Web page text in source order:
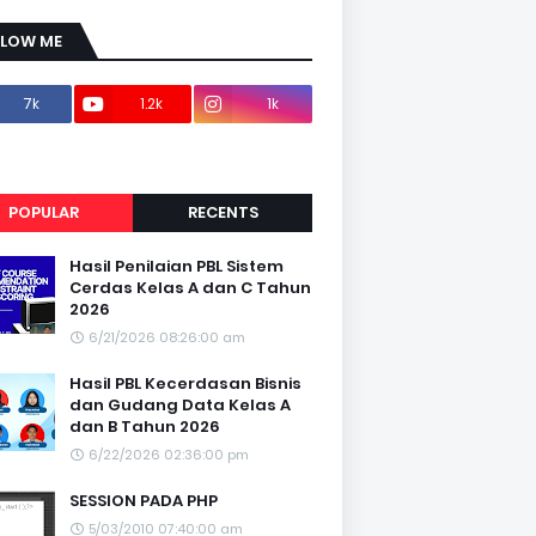
ME
7k 1.2k
1k
POPULAR RECENTS
Hasil Penilaian PBL Sistem
Cerdas Kelas A dan C Tahun
2026
6/21/2026 08:26:00 am
Hasil PBL Kecerdasan Bisnis
dan Gudang Data Kelas A
dan B Tahun 2026
6/22/2026 02:36:00 pm
SESSION PADA PHP
5/03/2010 07:40:00 am